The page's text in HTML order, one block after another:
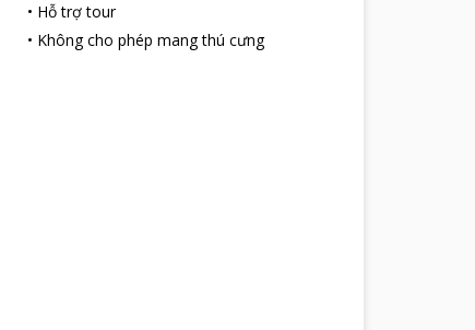
• Hỗ trợ tour
• Không cho phép mang thú cưng